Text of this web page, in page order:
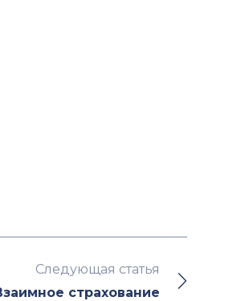
Следующая статья
страхование